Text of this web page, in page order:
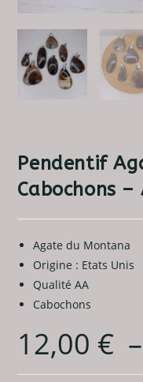
Pendentif
Cabochons –
Agate du Montana
Origine : Etats Unis
Qualité AA
Cabochons
12,00 € –